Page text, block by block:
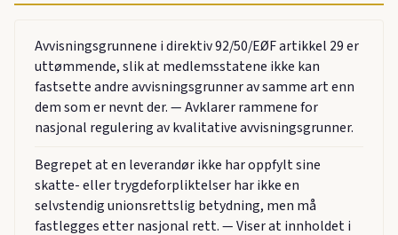
Avvisningsgrunnene i direktiv 92/50/EØF artikkel 29 er
uttømmende, slik at medlemsstatene ikke kan
fastsette andre avvisningsgrunner av samme art enn
dem som er nevnt der. — Avklarer rammene for
nasjonal regulering av kvalitative avvisningsgrunner.
Begrepet at en leverandør ikke har oppfylt sine
skatte- eller trygdeforpliktelser har ikke en
selvstendig unionsrettslig betydning, men må
fastlegges etter nasjonal rett. — Viser at innholdet i